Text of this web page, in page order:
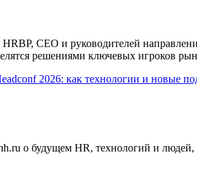
СЕО и руководителей
решениями ключевых игроков
о будущем HR, технологий и